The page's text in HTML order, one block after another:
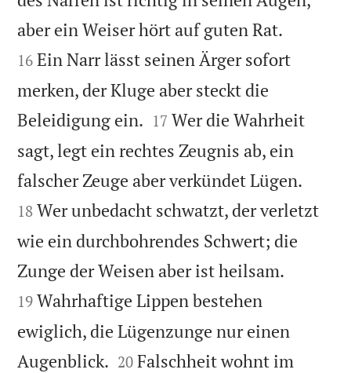
aber ein Weiser hört auf guten Rat.
16 Ein Narr lässt seinen Ärger sofort
merken, der Kluge aber steckt die
Beleidigung ein. 

17 Wer die Wahrheit
sagt, legt ein rechtes Zeugnis ab, ein
falscher Zeuge aber verkündet Lügen.
18 Wer unbedacht schwatzt, der verletzt
wie ein durchbohrendes Schwert; die
Zunge der Weisen aber ist heilsam.
19 Wahrhaftige Lippen bestehen
ewiglich, die Lügenzunge nur einen
Augenblick. 

20 Falschheit wohnt im